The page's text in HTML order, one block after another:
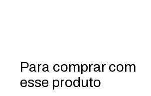
Para comprar com
esse produto